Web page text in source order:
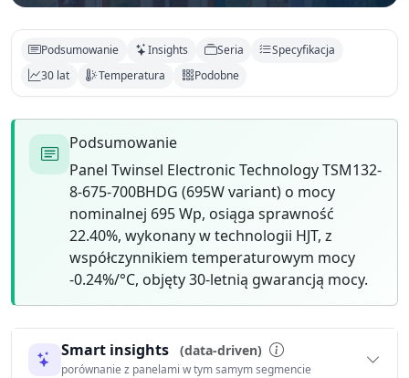
Podsumowanie Insights Seria
Specyfikacja
30 lat
Temperatura Podobne
Podsumowanie
Panel Twinsel Electronic Technology TSM132-
8-675-700BHDG (695W variant) o mocy
nominalnej 695 Wp, osiąga sprawność
22.40%, wykonany w technologii HJT, z
współczynnikiem temperaturowym mocy
-0.24%/°C, objęty 30-letnią gwarancją mocy.
Smart insights (data-driven)
porównanie z panelami w tym samym segmencie